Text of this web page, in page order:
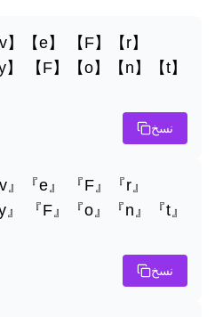
】【e】 【F】【r】
】 【F】【o】【n】【t】
نسخ
』『e』 『F』『r』
』 『F』『o』『n』『t』
نسخ